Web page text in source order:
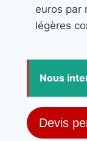
euros par
légères
Nous
Devis